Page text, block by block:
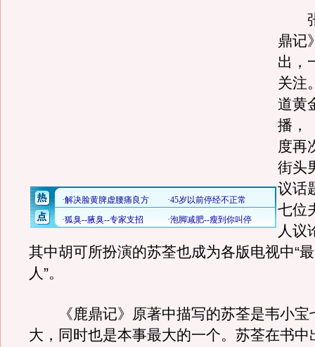
张
鼎记
出，
关注
道黄
播，
度再
街头
议话
七位
人议
其中胡可所扮演的苏荃也成为各版电视中“
人”。
《鹿鼎记》原著中描写的苏荃是韦小宝
大，同时也是本事最大的一个。苏荃在书中